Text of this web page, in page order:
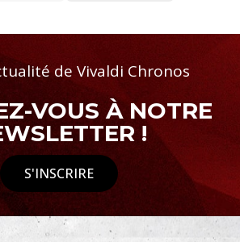
de Vivaldi Chronos
VOUS À NOTRE
!
S'INSCRIRE